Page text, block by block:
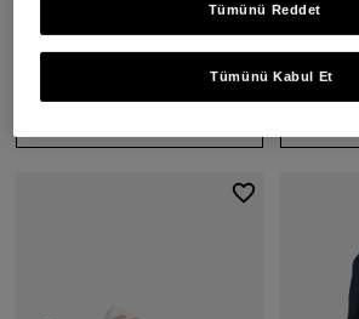
5.499,00
Tümünü Reddet
Tümünü Kabul Et